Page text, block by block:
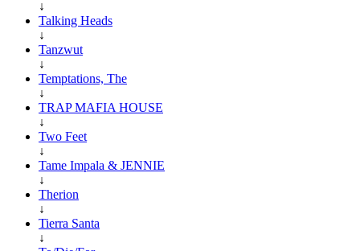
↓
Talking Heads
↓
Tanzwut
↓
Temptations, The
↓
TRAP MAFIA HOUSE
↓
Two Feet
↓
Tame Impala & JENNIE
↓
Therion
↓
Tierra Santa
↓